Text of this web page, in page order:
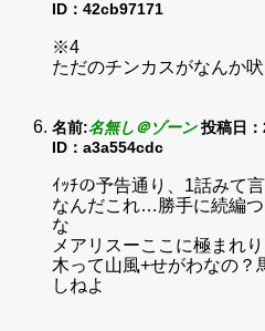
ID：42cb97171
※4
ただのチンカスがなんか
名前:名無し＠ゾーン 投稿日
ID：a3a554cdc
ｲｯﾁの予告通り、1話みて
なんだこれ…勝手に続編
な
メアリスーここに極まれ
木って山風+せがわなの？
しねよ